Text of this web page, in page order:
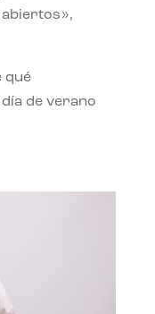
qué
de verano